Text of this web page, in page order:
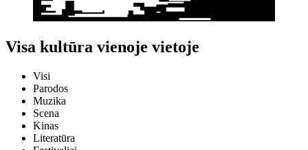
Visa kultūra vienoje vietoje
Visi
Parodos
Muzika
Scena
Kinas
Literatūra